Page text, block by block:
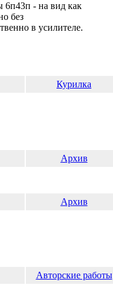
6п43п - на вид как
без
в усилителе.
Курилка
Архив
Архив
Авторские работы